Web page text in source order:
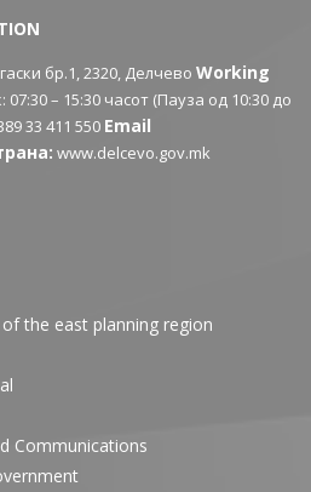
бр.1, 2320, ДелчевоWorking
– 15:30 часот (Пауза од 10:30 до
33 411 550 Email
www.delcevo.gov.mk
the east planning region
Communications